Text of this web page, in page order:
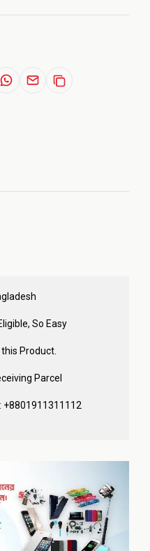
So Easy
Product.
Parcel
+8801911311112